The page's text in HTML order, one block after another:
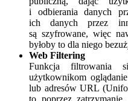
i odbierania danych
ich danych przez
są szyfrowane, więc
byłoby to dla niego
Web Filtering
Funkcja filtrowania
użytkownikom
lub adresów URL